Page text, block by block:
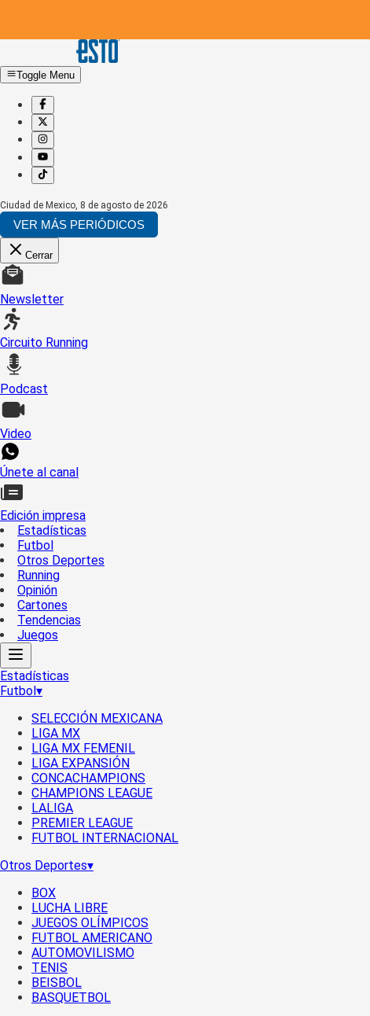
Toggle Menu
Ciudad de Mexico, 8 de agosto de 2026
VER MÁS PERIÓDICOS
Cerrar
Newsletter
Circuito Running
Podcast
Video
Únete al canal
Edición impresa
Estadísticas
Futbol
Otros Deportes
Running
Opinión
Cartones
Tendencias
Juegos
Estadísticas
Futbol▾
SELECCIÓN MEXICANA
LIGA MX
LIGA MX FEMENIL
LIGA EXPANSIÓN
CONCACHAMPIONS
CHAMPIONS LEAGUE
LALIGA
PREMIER LEAGUE
FUTBOL INTERNACIONAL
Otros Deportes▾
BOX
LUCHA LIBRE
JUEGOS OLÍMPICOS
FUTBOL AMERICANO
AUTOMOVILISMO
TENIS
BEISBOL
BASQUETBOL